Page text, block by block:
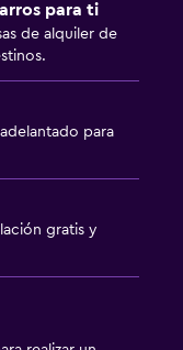
para ti
de alquiler de
para
gratis y